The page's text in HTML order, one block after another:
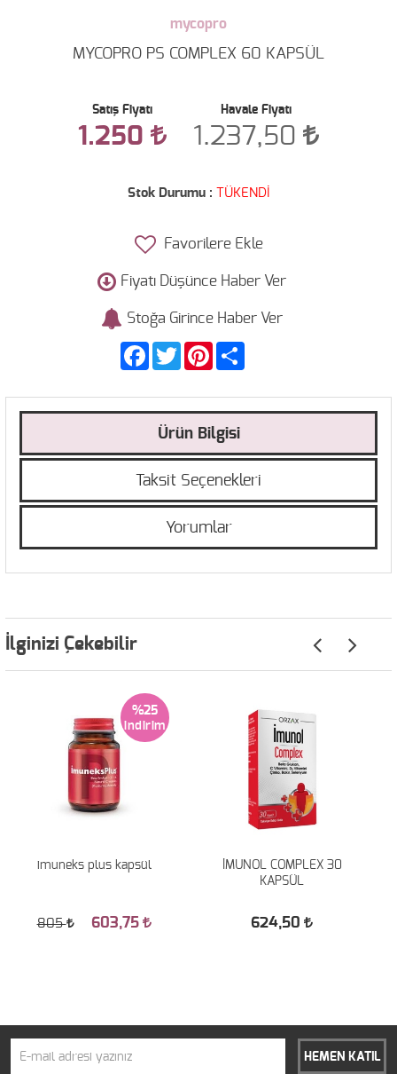
mycopro
MYCOPRO PS COMPLEX 60 KAPSÜL
Satış Fiyatı
1.250
Havale Fiyatı
1.237,50
Stok Durumu : TÜKENDİ
Favorilere Ekle
Fiyatı Düşünce Haber Ver
Stoğa Girince Haber Ver
FacebookTwitter Pinterest
Ürün Bilgisi
Taksit Seçenekleri
Yorumlar
İlginizi Çekebilir
imuneks plus kapsül
%25
805 603,75
İMUNOL COMPLEX 30
KAPSÜL
624,50
HEMEN KATIL